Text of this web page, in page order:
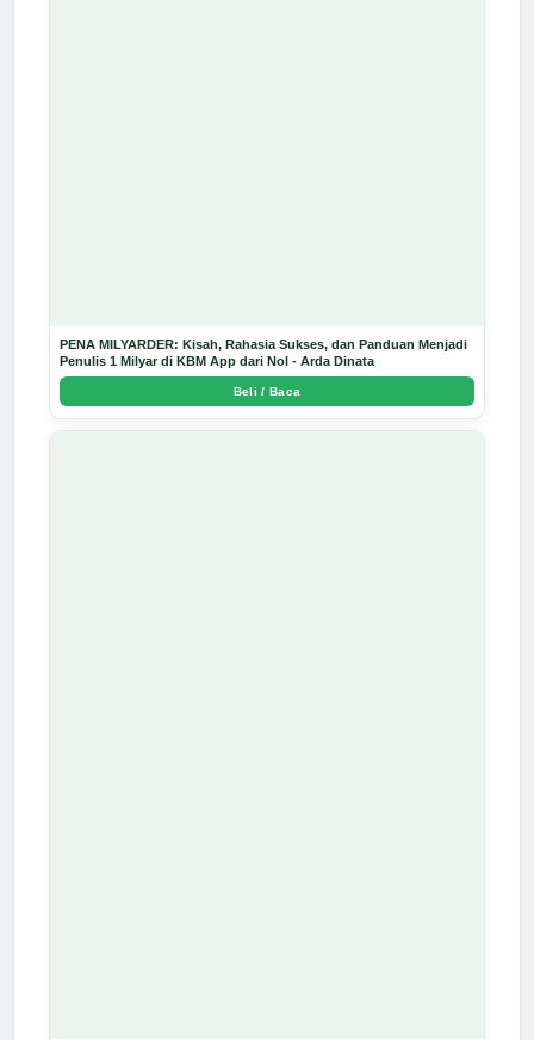
PENA MILYARDER: Kisah, Rahasia Sukses, dan Panduan Menjadi
Penulis 1 Milyar di KBM App dari Nol - Arda Dinata
Beli / Baca